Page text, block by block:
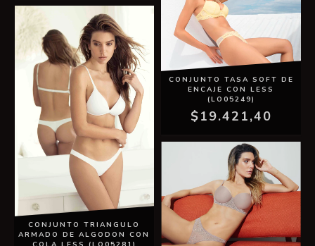
CONJUNTO TRIANGULO
ARMADO DE ALGODON CON
CONJUNTO TASA SOFT DE
ENCAJE CON LESS
(LO05249)
$19.421,40